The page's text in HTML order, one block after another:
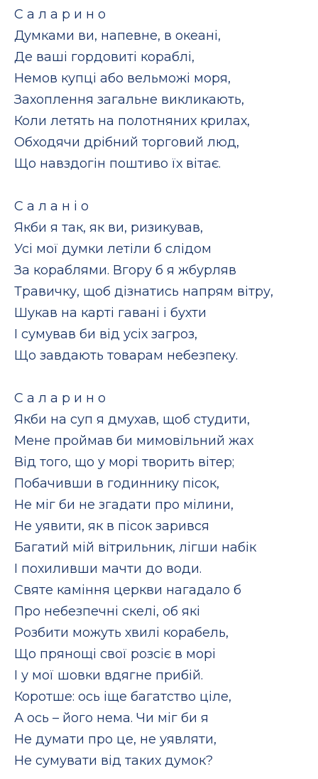
С а л а р и н о
Думками ви, напевне, в океані,
Де ваші гордовиті кораблі,
Немов купці або вельможі моря,
Захоплення загальне викликають,
Коли летять на полотняних крилах,
Обходячи дрібний торговий люд,
Що навздогін поштиво їх вітає.
С а л а н і о
Якби я так, як ви, ризикував,
Усі мої думки летіли б слідом
За кораблями. Вгору б я жбурляв
Травичку, щоб дізнатись напрям вітру,
Шукав на карті гавані і бухти
І сумував би від усіх загроз,
Що завдають товарам небезпеку.
С а л а р и н о
Якби на суп я дмухав, щоб студити,
Мене проймав би мимовільний жах
Від того, що у морі творить вітер;
Побачивши в годиннику пісок,
Не міг би не згадати про мілини,
Не уявити, як в пісок зарився
Багатий мій вітрильник, лігши набік
І похиливши мачти до води.
Святе каміння церкви нагадало б
Про небезпечні скелі, об які
Розбити можуть хвилі корабель,
Що прянощі свої розсіє в морі
І у мої шовки вдягне прибій.
Коротше: ось іще багатство ціле,
А ось – його нема. Чи міг би я
Не думати про це, не уявляти,
Не сумувати від таких думок?